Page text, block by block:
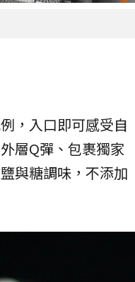
，入口即可感受自
層Q彈、包裹獨家
與糖調味，不添加